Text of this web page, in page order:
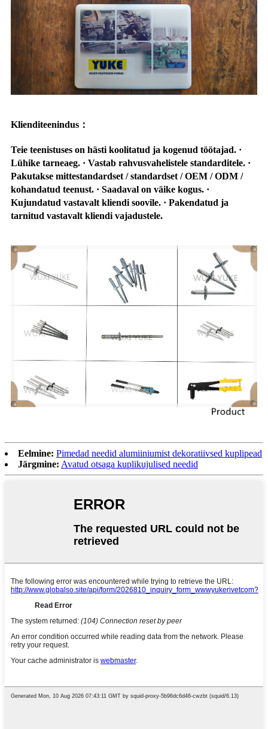
Klienditeenindus ：
Teie teenistuses on hästi koolitatud ja kogenud töötajad. ·
Lühike tarneaeg. · Vastab rahvusvahelistele standarditele. ·
Pakutakse mittestandardset / standardset / OEM / ODM /
kohandatud teenust. · Saadaval on väike kogus. ·
Kujundatud vastavalt kliendi soovile. · Pakendatud ja
tarnitud vastavalt kliendi vajadustele.
Eelmine: Pimedad needid alumiiniumist dekoratiivsed kuplipead
Järgmine: Avatud otsaga kuplikujulised needid